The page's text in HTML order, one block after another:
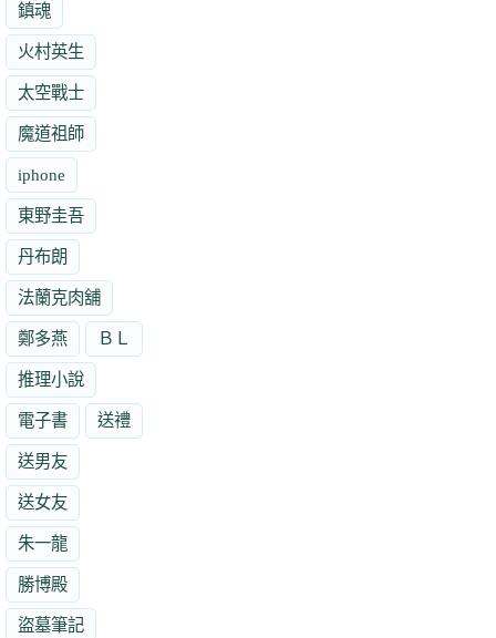
鎮魂
火村英生
太空戰士
魔道祖師
iphone
東野圭吾
丹布朗
法蘭克肉舖
鄭多燕 ＢＬ
推理小說
電子書 送禮
送男友
送女友
朱一龍
勝博殿
盜墓筆記